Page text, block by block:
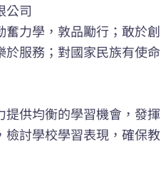
公司
力學，敦品勵行；敢於創
服務；對國家民族有使命
供均衡的學習機會，發揮
討學校學習表現，確保教